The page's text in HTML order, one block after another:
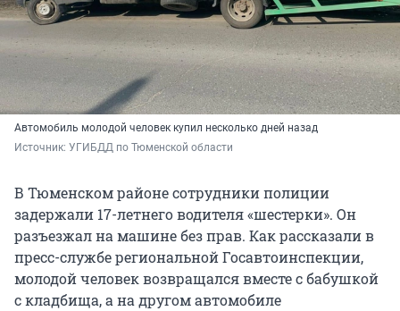
Автомобиль молодой человек купил несколько дней назад
Источник: УГИБДД по Тюменской области
В Тюменском районе сотрудники полиции
задержали 17-летнего водителя «шестерки». Он
разъезжал на машине без прав. Как рассказали в
пресс-службе региональной Госавтоинспекции,
молодой человек возвращался вместе с бабушкой
с кладбища, а на другом автомобиле